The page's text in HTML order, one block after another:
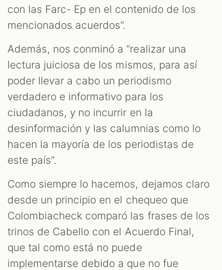
con las Farc- Ep en el contenido de los
mencionados acuerdos”.
Además, nos conminó a “realizar una
lectura juiciosa de los mismos, para así
poder llevar a cabo un periodismo
verdadero e informativo para los
ciudadanos, y no incurrir en la
desinformación y las calumnias como lo
hacen la mayoría de los periodistas de
este país”.
Como siempre lo hacemos, dejamos claro
desde un principio en el chequeo que
Colombiacheck comparó las frases de los
trinos de Cabello con el Acuerdo Final,
que tal como está no puede
implementarse debido a que no fue